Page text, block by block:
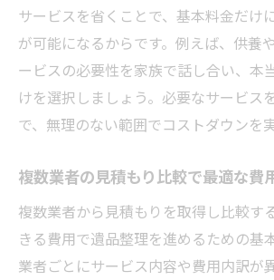
サービスを省くことで、基本料金だけ
が可能になるからです。例えば、供養
ービスの必要性を家族で話し合い、本
けを選択しましょう。必要なサービス
で、無理のない範囲でコストダウンを
複数業者の見積もり比較で最適な費
複数業者から見積もりを取得し比較す
きる費用で遺品整理を進めるための基
業者ごとにサービス内容や費用内訳が